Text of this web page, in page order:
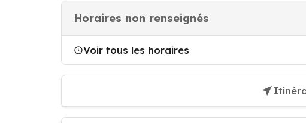
Horaires non renseignés
Voir tous les horaires